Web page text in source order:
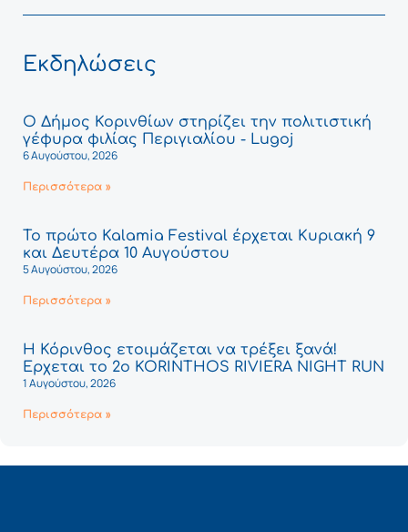
Εκδηλώσεις
Ο Δήμος Κορινθίων στηρίζει την πολιτιστική
γέφυρα φιλίας Περιγιαλίου - Lugoj
6 Αυγούστου, 2026
Περισσότερα »
Το πρώτο Kalamia Festival έρχεται Κυριακή 9
και Δευτέρα 10 Αυγούστου
5 Αυγούστου, 2026
Περισσότερα »
Η Κόρινθος ετοιμάζεται να τρέξει ξανά!
Έρχεται το 2ο KORINTHOS RIVIERA NIGHT RUN
1 Αυγούστου, 2026
Περισσότερα »